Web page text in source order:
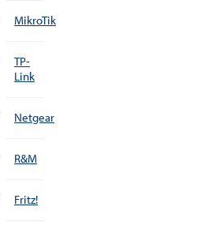
MikroTik
TP-
Link
Netgear
R&M
Fritz!